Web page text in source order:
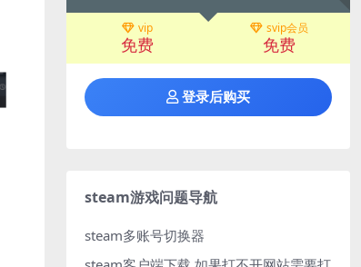
vip
免费
svip会员
免费
登录后购买
steam游戏问题导航
steam多账号切换器